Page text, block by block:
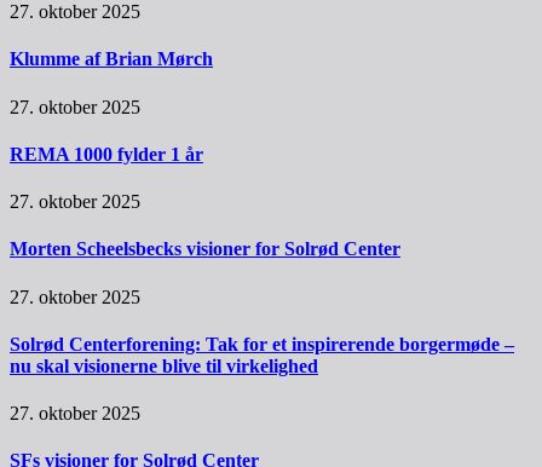
27. oktober 2025
Klumme af Brian Mørch
27. oktober 2025
REMA 1000 fylder 1 år
27. oktober 2025
Morten Scheelsbecks visioner for Solrød Center
27. oktober 2025
Solrød Centerforening: Tak for et inspirerende borgermøde –
nu skal visionerne blive til virkelighed
27. oktober 2025
SFs visioner for Solrød Center